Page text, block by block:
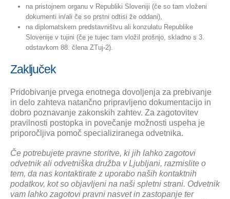
na pristojnem organu v Republiki Sloveniji (če so tam vloženi
dokumenti in/ali če so prstni odtisi že oddani),
na diplomatskem predstavništvu ali konzulatu Republike
Slovenije v tujini (če je tujec tam vložil prošnjo, skladno s 3.
odstavkom 88. člena ZTuj-2).
Zaključek
Pridobivanje prvega enotnega dovoljenja za prebivanje
in delo zahteva natančno pripravljeno dokumentacijo in
dobro poznavanje zakonskih zahtev. Za zagotovitev
pravilnosti postopka in povečanje možnosti uspeha je
priporočljiva pomoč specializiranega odvetnika.
Če potrebujete pravne storitve, ki jih lahko zagotovi
odvetnik ali odvetniška družba v Ljubljani, razmislite o
tem, da nas kontaktirate z uporabo naših kontaktnih
podatkov, kot so objavljeni na naši spletni strani. Odvetnik
vam lahko zagotovi pravni nasvet in zastopanje ter